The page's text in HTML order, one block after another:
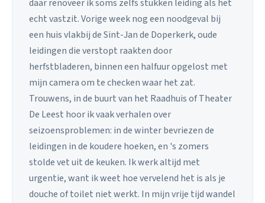
daar renoveer ik soms zelfs stukken leiding als het
echt vastzit. Vorige week nog een noodgeval bij
een huis vlakbij de Sint-Jan de Doperkerk, oude
leidingen die verstopt raakten door
herfstbladeren, binnen een halfuur opgelost met
mijn camera om te checken waar het zat.
Trouwens, in de buurt van het Raadhuis of Theater
De Leest hoor ik vaak verhalen over
seizoensproblemen: in de winter bevriezen de
leidingen in de koudere hoeken, en 's zomers
stolde vet uit de keuken. Ik werk altijd met
urgentie, want ik weet hoe vervelend het is als je
douche of toilet niet werkt. In mijn vrije tijd wandel